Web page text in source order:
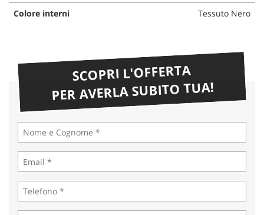
Colore interni
Tessuto Nero
SCOPRI L'OFFERTA
PER AVERLA SUBITO TUA!